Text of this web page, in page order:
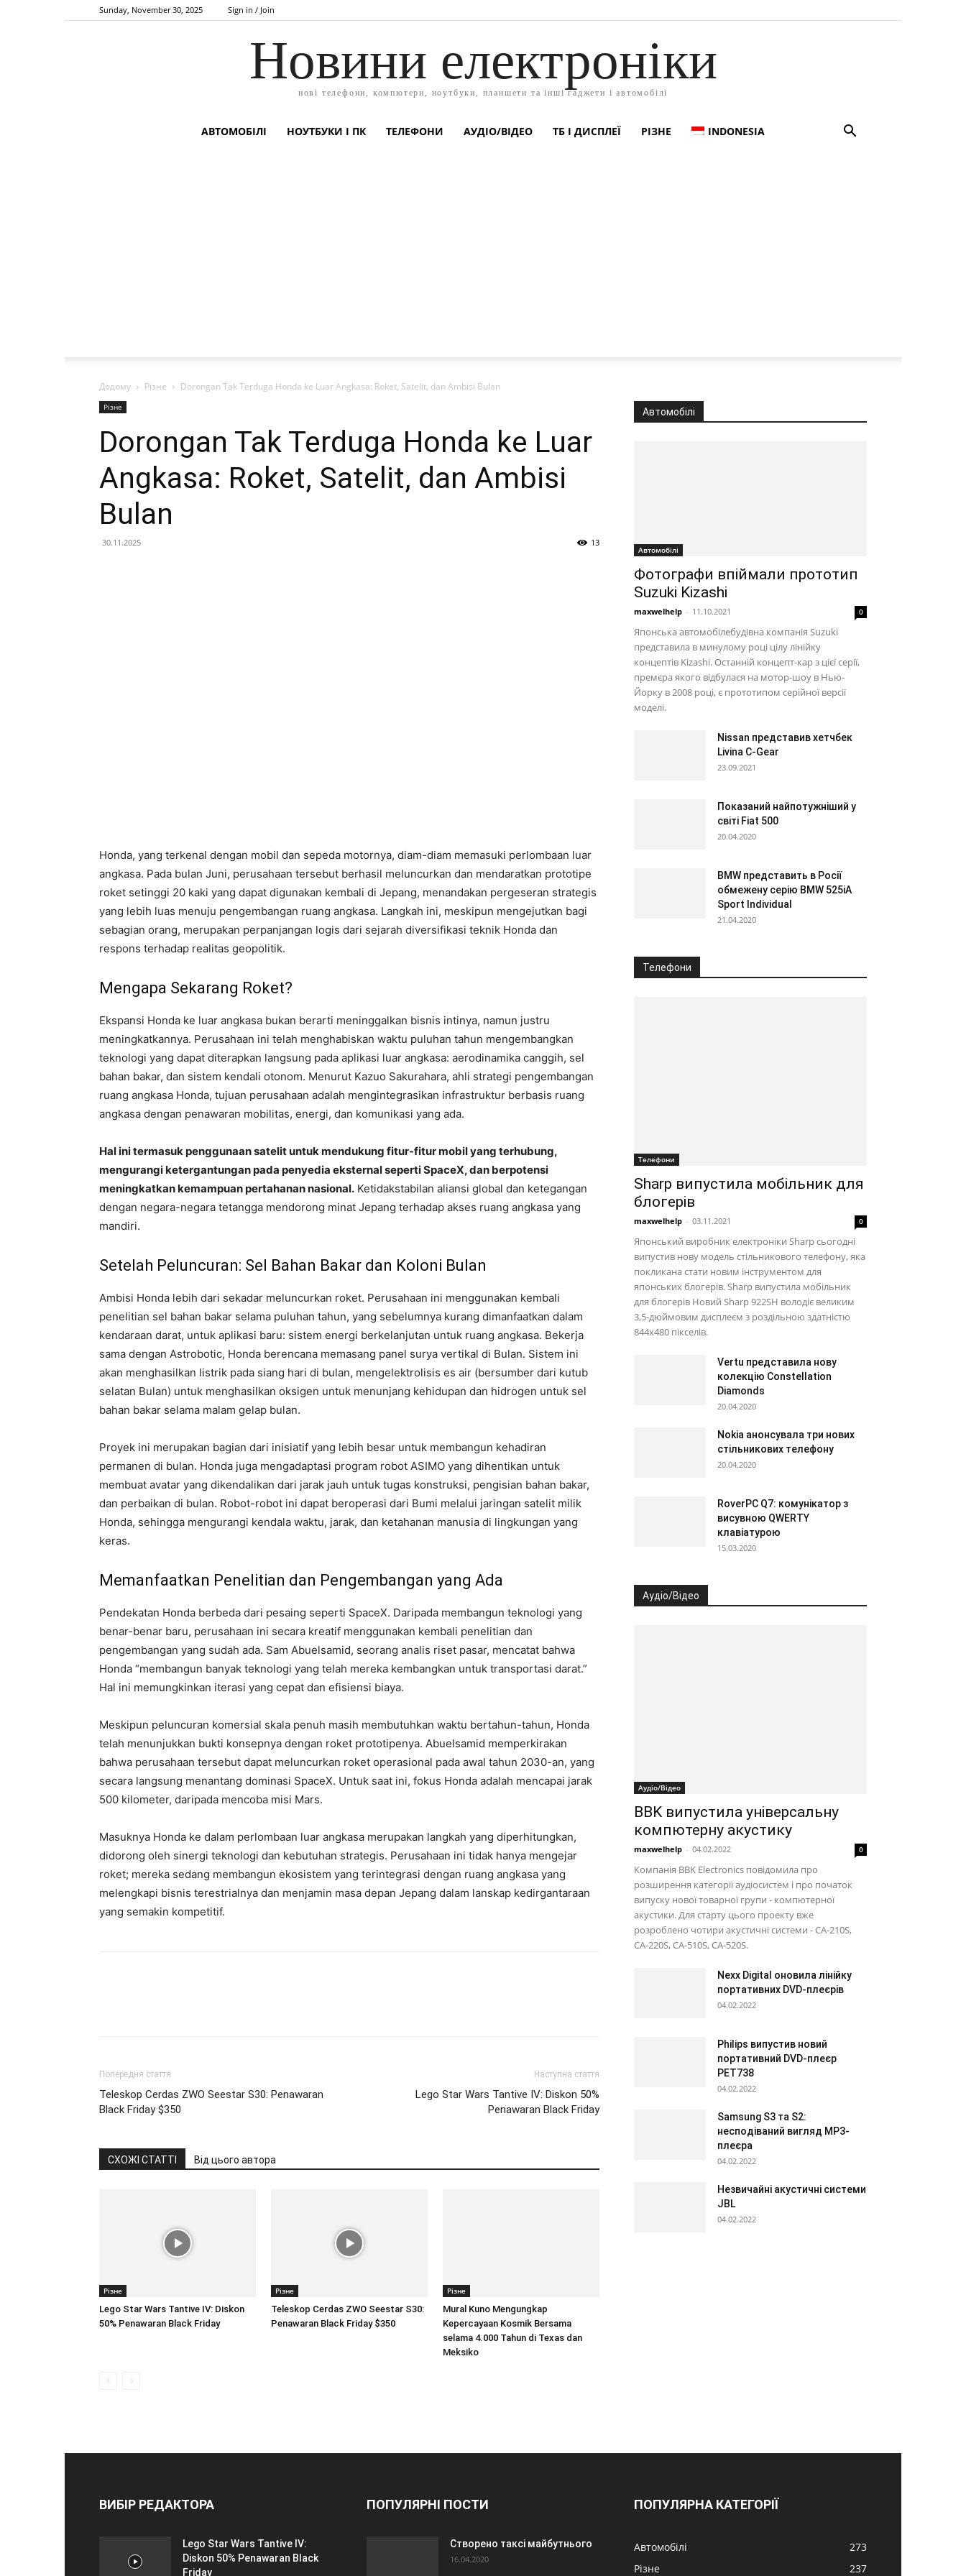
Sunday, November 30, 2025 Sign in / Join
Новини електроніки
нові телефони, компютери, ноутбуки, планшети та інші гаджети і автомобілі
АВТОМОБІЛІ НОУТБУКИ І ПК ТЕЛЕФОНИ АУДІО/ВІДЕО ТБ І ДИСПЛЕЇ РІЗНЕ INDONESIA
Додому Різне Dorongan Tak Terduga Honda ke Luar Angkasa: Roket, Satelit, dan Ambisi Bulan
Різне
Dorongan Tak Terduga Honda ke Luar
Angkasa: Roket, Satelit, dan Ambisi
Bulan
30.11.2025 13
Honda, yang terkenal dengan mobil dan sepeda motornya, diam-diam memasuki perlombaan luar
angkasa. Pada bulan Juni, perusahaan tersebut berhasil meluncurkan dan mendaratkan prototipe
roket setinggi 20 kaki yang dapat digunakan kembali di Jepang, menandakan pergeseran strategis
yang lebih luas menuju pengembangan ruang angkasa. Langkah ini, meskipun mengejutkan bagi
sebagian orang, merupakan perpanjangan logis dari sejarah diversifikasi teknik Honda dan
respons terhadap realitas geopolitik.
Mengapa Sekarang Roket?
Ekspansi Honda ke luar angkasa bukan berarti meninggalkan bisnis intinya, namun justru
meningkatkannya. Perusahaan ini telah menghabiskan waktu puluhan tahun mengembangkan
teknologi yang dapat diterapkan langsung pada aplikasi luar angkasa: aerodinamika canggih, sel
bahan bakar, dan sistem kendali otonom. Menurut Kazuo Sakurahara, ahli strategi pengembangan
ruang angkasa Honda, tujuan perusahaan adalah mengintegrasikan infrastruktur berbasis ruang
angkasa dengan penawaran mobilitas, energi, dan komunikasi yang ada.
Hal ini termasuk penggunaan satelit untuk mendukung fitur-fitur mobil yang terhubung,
mengurangi ketergantungan pada penyedia eksternal seperti SpaceX, dan berpotensi
meningkatkan kemampuan pertahanan nasional. Ketidakstabilan aliansi global dan ketegangan
dengan negara-negara tetangga mendorong minat Jepang terhadap akses ruang angkasa yang
mandiri.
Setelah Peluncuran: Sel Bahan Bakar dan Koloni Bulan
Ambisi Honda lebih dari sekadar meluncurkan roket. Perusahaan ini menggunakan kembali
penelitian sel bahan bakar selama puluhan tahun, yang sebelumnya kurang dimanfaatkan dalam
kendaraan darat, untuk aplikasi baru: sistem energi berkelanjutan untuk ruang angkasa. Bekerja
sama dengan Astrobotic, Honda berencana memasang panel surya vertikal di Bulan. Sistem ini
akan menghasilkan listrik pada siang hari di bulan, mengelektrolisis es air (bersumber dari kutub
selatan Bulan) untuk menghasilkan oksigen untuk menunjang kehidupan dan hidrogen untuk sel
bahan bakar selama malam gelap bulan.
Proyek ini merupakan bagian dari inisiatif yang lebih besar untuk membangun kehadiran
permanen di bulan. Honda juga mengadaptasi program robot ASIMO yang dihentikan untuk
membuat avatar yang dikendalikan dari jarak jauh untuk tugas konstruksi, pengisian bahan bakar,
dan perbaikan di bulan. Robot-robot ini dapat beroperasi dari Bumi melalui jaringan satelit milik
Honda, sehingga mengurangi kendala waktu, jarak, dan ketahanan manusia di lingkungan yang
keras.
Memanfaatkan Penelitian dan Pengembangan yang Ada
Pendekatan Honda berbeda dari pesaing seperti SpaceX. Daripada membangun teknologi yang
benar-benar baru, perusahaan ini secara kreatif menggunakan kembali penelitian dan
pengembangan yang sudah ada. Sam Abuelsamid, seorang analis riset pasar, mencatat bahwa
Honda “membangun banyak teknologi yang telah mereka kembangkan untuk transportasi darat.”
Hal ini memungkinkan iterasi yang cepat dan efisiensi biaya.
Meskipun peluncuran komersial skala penuh masih membutuhkan waktu bertahun-tahun, Honda
telah menunjukkan bukti konsepnya dengan roket prototipenya. Abuelsamid memperkirakan
bahwa perusahaan tersebut dapat meluncurkan roket operasional pada awal tahun 2030-an, yang
secara langsung menantang dominasi SpaceX. Untuk saat ini, fokus Honda adalah mencapai jarak
500 kilometer, daripada mencoba misi Mars.
Masuknya Honda ke dalam perlombaan luar angkasa merupakan langkah yang diperhitungkan,
didorong oleh sinergi teknologi dan kebutuhan strategis. Perusahaan ini tidak hanya mengejar
roket; mereka sedang membangun ekosistem yang terintegrasi dengan ruang angkasa yang
melengkapi bisnis terestrialnya dan menjamin masa depan Jepang dalam lanskap kedirgantaraan
yang semakin kompetitif.
Попередня стаття
Teleskop Cerdas ZWO Seestar S30: Penawaran
Black Friday $350
Наступна стаття
Lego Star Wars Tantive IV: Diskon 50%
Penawaran Black Friday
СХОЖІ СТАТТІ Від цього автора
Різне
Lego Star Wars Tantive IV: Diskon
50% Penawaran Black Friday
Різне
Teleskop Cerdas ZWO Seestar S30:
Penawaran Black Friday $350
Різне
Mural Kuno Mengungkap
Kepercayaan Kosmik Bersama
selama 4.000 Tahun di Texas dan
Meksiko
Автомобілі
Автомобілі
Фотографи впіймали прототип
Suzuki Kizashi
maxwelhelp - 11.10.2021 0
Японська автомобілебудівна компанія Suzuki
представила в минулому році цілу лінійку
концептів Kizashi. Останній концепт-кар з цієї серії,
премєра якого відбулася на мотор-шоу в Нью-
Йорку в 2008 році, є прототипом серійної версії
моделі.
Nissan представив хетчбек
Livina C-Gear
23.09.2021
Показаний найпотужніший у
світі Fiat 500
20.04.2020
BMW представить в Росії
обмежену серію BMW 525iA
Sport Individual
21.04.2020
Телефони
Телефони
Sharp випустила мобільник для
блогерів
maxwelhelp - 03.11.2021 0
Японський виробник електроніки Sharp сьогодні
випустив нову модель стільникового телефону, яка
покликана стати новим інструментом для
японських блогерів. Sharp випустила мобільник
для блогерів Новий Sharp 922SH володіє великим
3,5-дюймовим дисплеєм з роздільною здатністю
844х480 пікселів.
Vertu представила нову
колекцію Constellation
Diamonds
20.04.2020
Nokia анонсувала три нових
стільникових телефону
20.04.2020
RoverPC Q7: комунікатор з
висувною QWERTY
клавіатурою
15.03.2020
Аудіо/Відео
Аудіо/Відео
BBK випустила універсальну
компютерну акустику
maxwelhelp - 04.02.2022 0
Компанія BBK Electronics повідомила про
розширення категорії аудіосистем і про початок
випуску нової товарної групи - компютерної
акустики. Для старту цього проекту вже
розроблено чотири акустичні системи - CA-210S,
CA-220S, CA-510S, CA-520S.
Nexx Digital оновила лінійку
портативних DVD-плеєрів
04.02.2022
Philips випустив новий
портативний DVD-плеєр
PET738
04.02.2022
Samsung S3 та S2:
несподіваний вигляд МР3-
плеєра
04.02.2022
Незвичайні акустичні системи
JBL
04.02.2022
ВИБІР РЕДАКТОРА
Lego Star Wars Tantive IV:
Diskon 50% Penawaran Black
Friday
ПОПУЛЯРНІ ПОСТИ
Створено таксі майбутнього
16.04.2020
ПОПУЛЯРНА КАТЕГОРІЇ
Автомобілі
273
Різне
237